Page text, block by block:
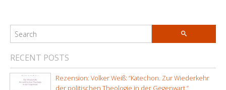
RECENT POSTS
Rezension: Volker Weiß: “Katechon. Zur Wiederkehr